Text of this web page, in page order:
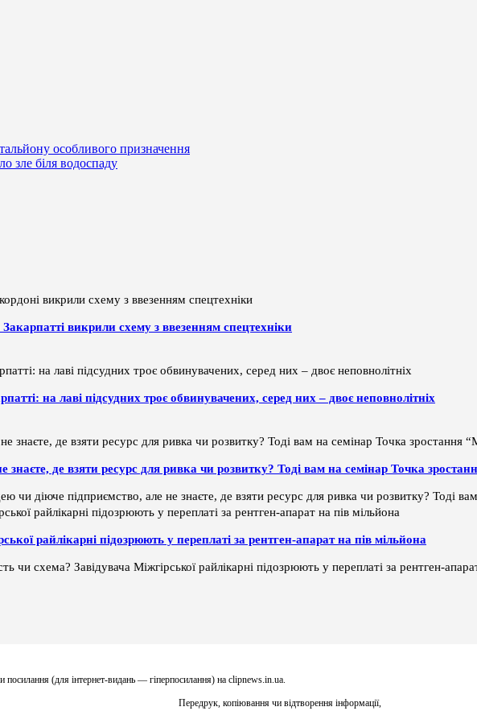
особливого призначення
зле біля водоспаду
викрили схему з ввезенням спецтехніки
на лаві підсудних троє обвинувачених, серед них – двоє неповнолітніх
знаєте, де взяти ресурс для ривка чи розвитку? Тоді вам на семінар Точка
чи діюче підприємство, але не знаєте, де взяти ресурс для ривка чи розвитку? Тоді
райлікарні підозрюють у переплаті за рентген-апарат на пів мільйона
чи схема? Завідувача Міжгірської райлікарні підозрюють у переплаті за рентген-
(для інтернет-видань — гіперпосилання) на clipnews.in.ua.
Передрук, копіювання чи відтворення інформації,